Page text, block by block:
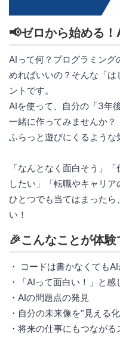
📢ゼロから始める
AIって何？プログラミン
めればいいの？そんな「
ントです。
AIを使って、自分の「3年
一緒に作ってみませんか？
ふらっと遊びにくるような
「なんとなく面白そう」
したい」「転職やキャリア
ひとつでも当てはまったら
い！
🎉こんなことが体験
・ コードは書かなくても
・「AIって面白い！」と
・AIの問題点の発見
・自分の未来像を“見える
・将来の仕事にもつなが